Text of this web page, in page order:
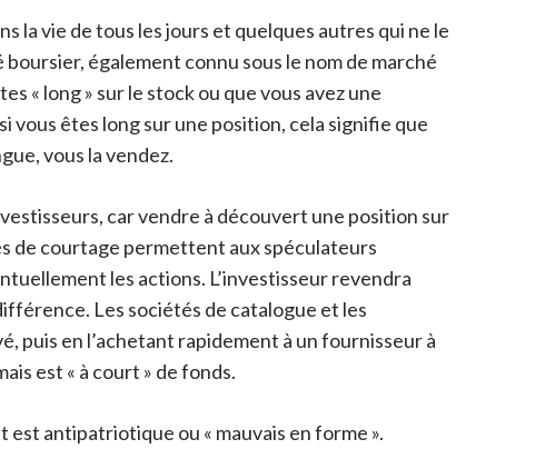
la vie de tous les jours et quelques autres qui ne le
également connu sous le nom de marché
« long » sur le stock ou que vous avez une
vous êtes long sur une position, cela signifie que
vous la vendez.
car vendre à découvert une position sur
de courtage permettent aux spéculateurs
les actions. L’investisseur revendra
Les sociétés de catalogue et les
puis en l’achetant rapidement à un fournisseur à
est « à court » de fonds.
antipatriotique ou « mauvais en forme ».